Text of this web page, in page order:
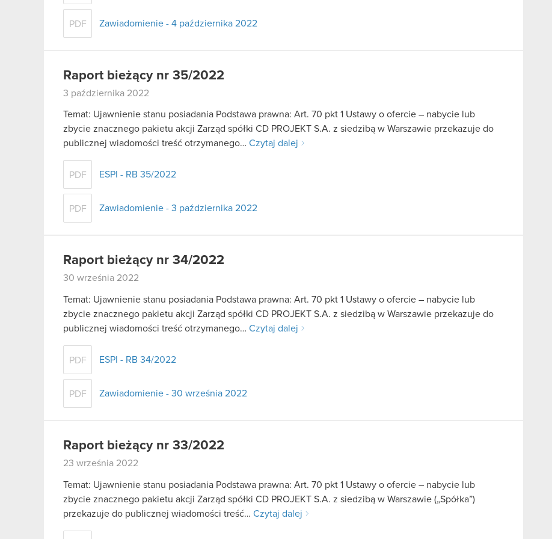
PDF Zawiadomienie - 4 października 2022
Raport bieżący nr 35/2022
3 października 2022
Temat: Ujawnienie stanu posiadania Podstawa prawna: Art. 70 pkt 1 Ustawy o ofercie – nabycie lub
zbycie znacznego pakietu akcji Zarząd spółki CD PROJEKT S.A. z siedzibą w Warszawie przekazuje do
publicznej wiadomości treść otrzymanego… Czytaj dalej
PDF ESPI - RB 35/2022
PDF Zawiadomienie - 3 października 2022
Raport bieżący nr 34/2022
30 września 2022
Temat: Ujawnienie stanu posiadania Podstawa prawna: Art. 70 pkt 1 Ustawy o ofercie – nabycie lub
zbycie znacznego pakietu akcji Zarząd spółki CD PROJEKT S.A. z siedzibą w Warszawie przekazuje do
publicznej wiadomości treść otrzymanego… Czytaj dalej
PDF ESPI - RB 34/2022
PDF Zawiadomienie - 30 września 2022
Raport bieżący nr 33/2022
23 września 2022
Temat: Ujawnienie stanu posiadania Podstawa prawna: Art. 70 pkt 1 Ustawy o ofercie – nabycie lub
zbycie znacznego pakietu akcji Zarząd spółki CD PROJEKT S.A. z siedzibą w Warszawie („Spółka”)
przekazuje do publicznej wiadomości treść… Czytaj dalej